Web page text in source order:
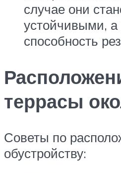
случае они
устойчивыми,
способность
террасы
Советы по
обустройству: